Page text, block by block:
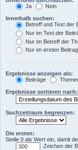
Ja
Nein
Innerhalb suchen:
Betreff und Text der
Nur im Text der
Nur im Betreff der
Nur im ersten
Ergebnisse anzeigen als:
Beiträge
Ergebnisse sortieren nach:
Suchzeitraum begrenzen:
Die ersten:
Stelle 0 als Wert ein, damit
Zeichen der